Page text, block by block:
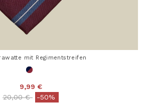
mit Regimentstreifen
9,99 €
Price reduced from
20,00 €to-50%